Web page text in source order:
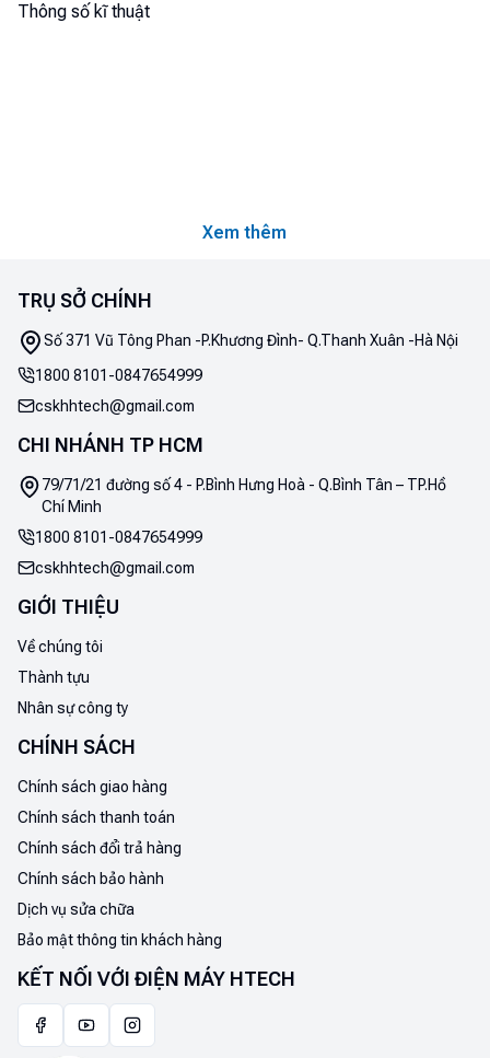
Thông số kĩ thuật
Xem thêm
TRỤ SỞ CHÍNH
Số 371 Vũ Tông Phan -P.Khương Đình- Q.Thanh Xuân -Hà Nội
1800 8101 -0847654999
cskhhtech@gmail.com
CHI NHÁNH TP HCM
79/71/21 đường số 4 - P.Bình Hưng Hoà - Q.Bình Tân – TP.Hồ
Chí Minh
1800 8101 -0847654999
cskhhtech@gmail.com
GIỚI THIỆU
Về chúng tôi
Thành tựu
Nhân sự công ty
CHÍNH SÁCH
Chính sách giao hàng
Chính sách thanh toán
Chính sách đổi trả hàng
Chính sách bảo hành
Dịch vụ sửa chữa
Bảo mật thông tin khách hàng
KẾT NỐI VỚI ĐIỆN MÁY HTECH